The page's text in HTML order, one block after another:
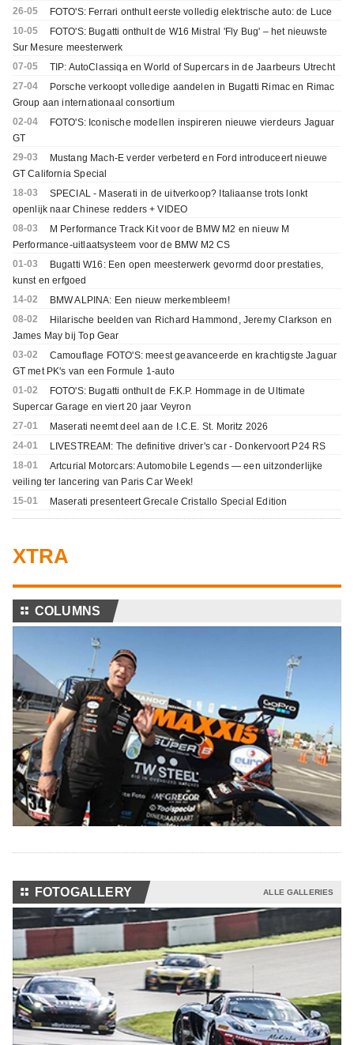
26-05
FOTO'S: Ferrari onthult eerste volledig elektrische auto: de Luce
10-05
FOTO'S: Bugatti onthult de W16 Mistral 'Fly Bug' – het nieuwste
Sur Mesure meesterwerk
07-05
TIP: AutoClassiqa en World of Supercars in de Jaarbeurs Utrecht
27-04
Porsche verkoopt volledige aandelen in Bugatti Rimac en Rimac
Group aan internationaal consortium
02-04
FOTO'S: Iconische modellen inspireren nieuwe vierdeurs Jaguar
GT
29-03
Mustang Mach-E verder verbeterd en Ford introduceert nieuwe
GT California Special
18-03
SPECIAL - Maserati in de uitverkoop? Italiaanse trots lonkt
openlijk naar Chinese redders + VIDEO
08-03
M Performance Track Kit voor de BMW M2 en nieuw M
Performance-uitlaatsysteem voor de BMW M2 CS
01-03
Bugatti W16: Een open meesterwerk gevormd door prestaties,
kunst en erfgoed
14-02
BMW ALPINA: Een nieuw merkembleem!
08-02
Hilarische beelden van Richard Hammond, Jeremy Clarkson en
James May bij Top Gear
03-02
Camouflage FOTO'S: meest geavanceerde en krachtigste Jaguar
GT met PK's van een Formule 1-auto
01-02
FOTO'S: Bugatti onthult de F.K.P. Hommage in de Ultimate
Supercar Garage en viert 20 jaar Veyron
27-01
Maserati neemt deel aan de I.C.E. St. Moritz 2026
24-01
LIVESTREAM: The definitive driver's car - Donkervoort P24 RS
18-01
Artcurial Motorcars: Automobile Legends — een uitzonderlijke
veiling ter lancering van Paris Car Week!
15-01
Maserati presenteert Grecale Cristallo Special Edition
XTRA
⚏ COLUMNS
⚏ FOTOGALLERY ALLE GALLERIES